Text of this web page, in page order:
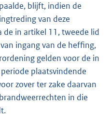
blijft, indien de
van deze
de in artikel 11, tweede lid
ingang van de heffing,
gelden voor de in
plaatsvindende
zover ter zake daarvan
in die